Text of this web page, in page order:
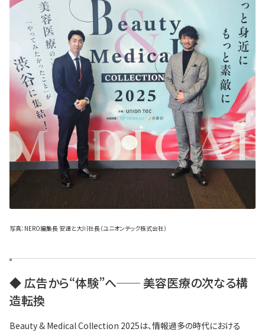
写真：NERO編集長 安達と大川社長（ユニオンテック株式会社）
◆ 広告から“体験”へ── 美容医療の次なる構
造転換
Beauty & Medical Collection 2025は、情報過多の時代における